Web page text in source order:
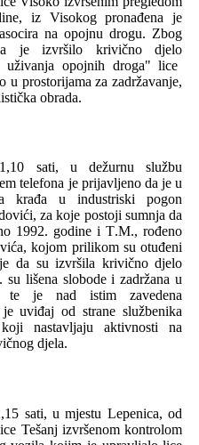
iz Visokogpronađena je
na opojnu drogu. Zbog
je izvršilo krivično djelo
uživanja opojnih droga" lice
u prostorijama za zadržavanje,
obrada.
sati, u dežurnu službu
telefona je prijavljeno da jeu
krađa u industriski pogon
,za koje postoji sumnja da
1992. godine i T.M., rođeno
, kojom prilikom suotuđeni
da su izvršila krivično djelo
lišena slobode i zadržana u
je nad istim zavedena
uviđaj od strane službenika
nastavljaju aktivnosti na
djela.
sati, u mjestu Lepenica,od
Tešanj izvršenom kontrolom